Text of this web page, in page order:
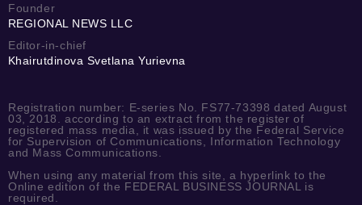
Founder
REGIONAL NEWS LLC
Editor-in-chief
Khairutdinova Svetlana Yurievna
Registration number: E-series No. FS77-73398 dated August
03, 2018. according to an extract from the register of
registered mass media, it was issued by the Federal Service
for Supervision of Communications, Information Technology
and Mass Communications.
When using any material from this site, a hyperlink to the
Online edition of the FEDERAL BUSINESS JOURNAL is
required.